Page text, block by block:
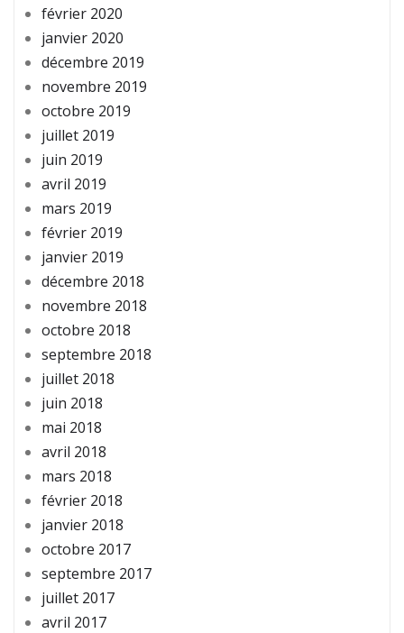
février 2020
janvier 2020
décembre 2019
novembre 2019
octobre 2019
juillet 2019
juin 2019
avril 2019
mars 2019
février 2019
janvier 2019
décembre 2018
novembre 2018
octobre 2018
septembre 2018
juillet 2018
juin 2018
mai 2018
avril 2018
mars 2018
février 2018
janvier 2018
octobre 2017
septembre 2017
juillet 2017
avril 2017